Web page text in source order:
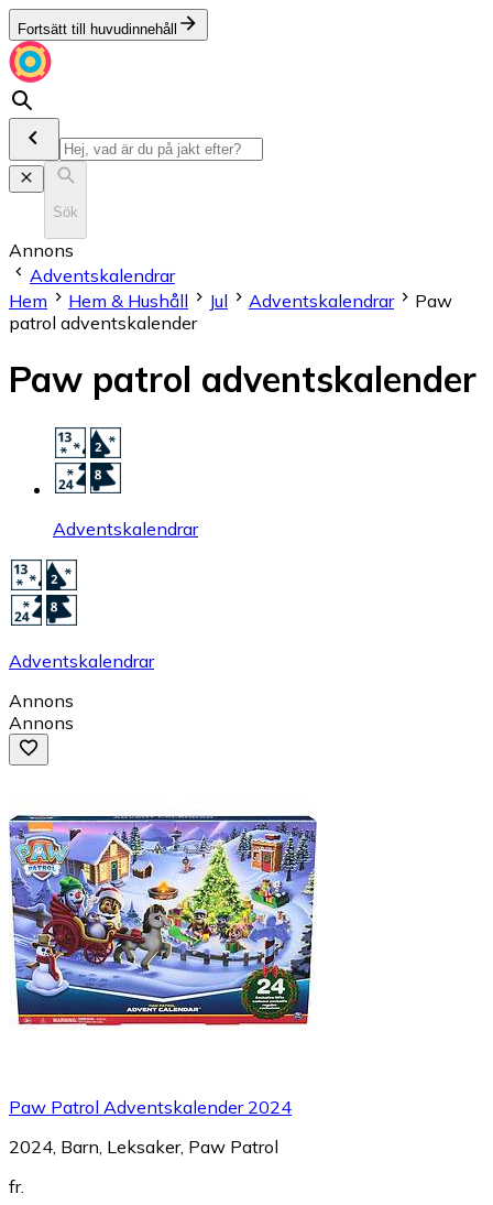
Fortsätt till huvudinnehåll
Sök
Annons
Adventskalendrar
Hem
Hem & Hushåll Jul Adventskalendrar
Paw
patrol adventskalender
Paw patrol adventskalender
Adventskalendrar
Adventskalendrar
Annons
Annons
Paw Patrol Adventskalender 2024
2024, Barn, Leksaker, Paw Patrol
fr.